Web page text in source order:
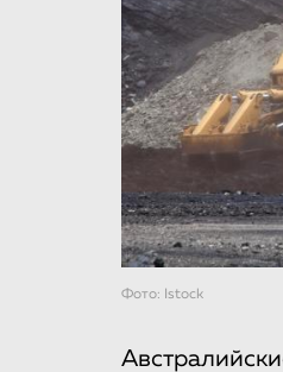
Фото: Istock